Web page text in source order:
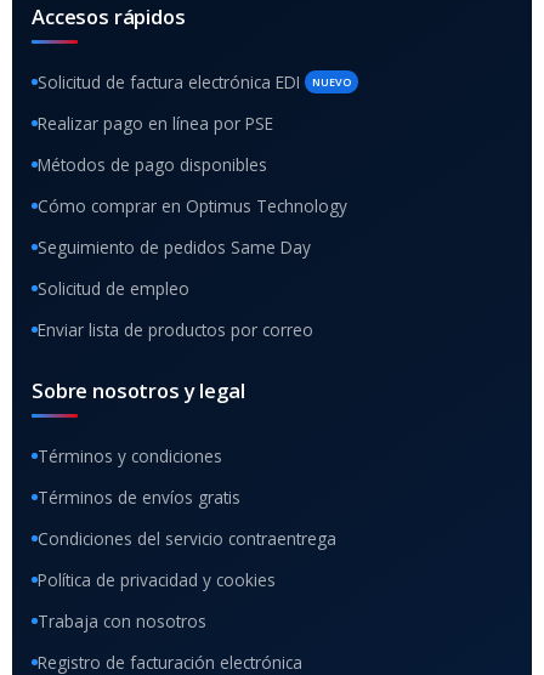
Accesos rápidos
Solicitud de factura electrónica EDI NUEVO
Realizar pago en línea por PSE
Métodos de pago disponibles
Cómo comprar en Optimus Technology
Seguimiento de pedidos Same Day
Solicitud de empleo
Enviar lista de productos por correo
Sobre nosotros y legal
Términos y condiciones
Términos de envíos gratis
Condiciones del servicio contraentrega
Política de privacidad y cookies
Trabaja con nosotros
Registro de facturación electrónica